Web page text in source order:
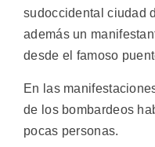
sudoccidental ciudad
además un
desde el famoso
En las
de los bombardeos
pocas personas.